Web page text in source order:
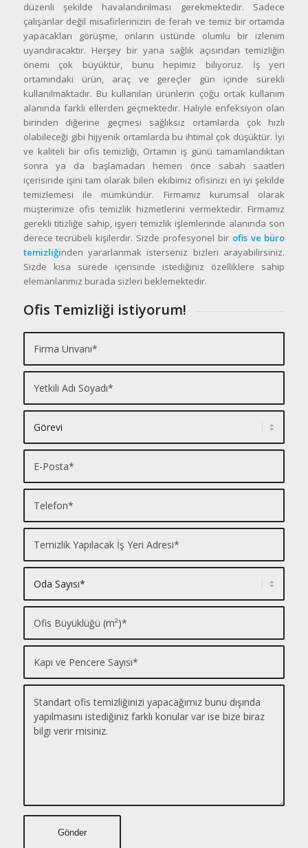
düzenli şekilde havalandırılması gerekmektedir. Sadece
çalışanlar değil misafirlerinizin de ferah ve temiz bir ortamda
yapacakları görüşme, onların üstünde olumlu bir izlenim
uyandıracaktır. Herşey bir yana sağlık açısından temizliğin
önemi çok büyüktür, bunu hepimiz biliyoruz. İş yeri
ortamındaki ürün, araç ve gereçler gün içinde sürekli
kullanılmaktadır. Bu kullanılan ürünlerin çoğu ortak kullanım
alanında farklı ellerden geçmektedir. Haliyle enfeksiyon olan
birinden diğerine geçmesi sağlıksız ortamlarda çok hızlı
olabileceği gibi hijyenik ortamlarda bu ihtimal çok düşüktür. İyi
ve kaliteli bir ofis temizliği, Ortamın iş günü tamamlandıktan
sonra ya da başlamadan hemen önce sabah saatleri
içerisinde işini tam olarak bilen ekibimiz ofisinizi en iyi şekilde
temizlemesi ile mümkündür. Firmamız kurumsal olarak
müşterimize ofis temizlik hizmetlerini vermektedir. Firmamız
gerekli titizliğe sahip, işyeri temizlik işlemlerinde alanında son
derece tecrübeli kişilerdir. Sizde profesyonel bir ofis ve büro
temizliğinden yararlanmak isterseniz bizleri arayabilirsiniz.
Sizde kısa sürede içerisinde istediğiniz özelliklere sahip
elemanlarımız burada sizleri beklemektedir.
Ofis Temizliği istiyorum!